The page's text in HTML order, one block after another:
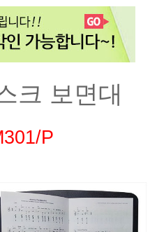
크 보면대
P